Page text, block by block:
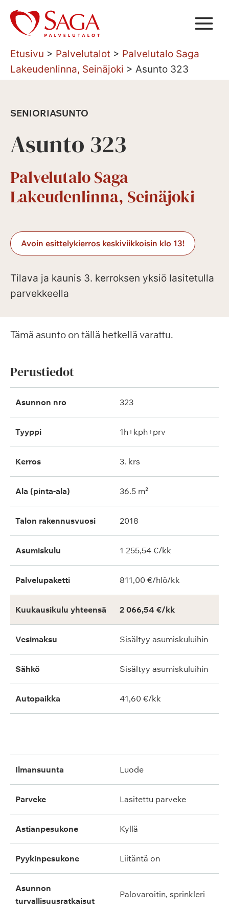
Siirry
sisältöön
Etusivu > Palvelutalot > Palvelutalo Saga
Lakeudenlinna, Seinäjoki > Asunto 323
SENIORIASUNTO
Asunto 323
Palvelutalo Saga
Lakeudenlinna, Seinäjoki
Avoin esittelykierros keskiviikkoisin klo 13!
Tilava ja kaunis 3. kerroksen yksiö lasitetulla
parvekkeella
Tämä asunto on tällä hetkellä varattu.
Perustiedot
Asunnon nro 323
Tyyppi 1h+kph+prv
Kerros 3. krs
Ala (pinta-ala) 36.5 m²
Talon rakennusvuosi 2018
Asumiskulu 1 255,54 €/kk
Palvelupaketti 811,00 €/hlö/kk
Kuukausikulu yhteensä 2 066,54 €/kk
Vesimaksu Sisältyy asumiskuluihin
Sähkö Sisältyy asumiskuluihin
Autopaikka 41,60 €/kk
ilmansuunta luode
parveke lasitettu parveke
astianpesukone kyllä
pyykinpesukone liitäntä on
asunnon
turvallisuusratkaisut
palovaroitin, sprinkleri